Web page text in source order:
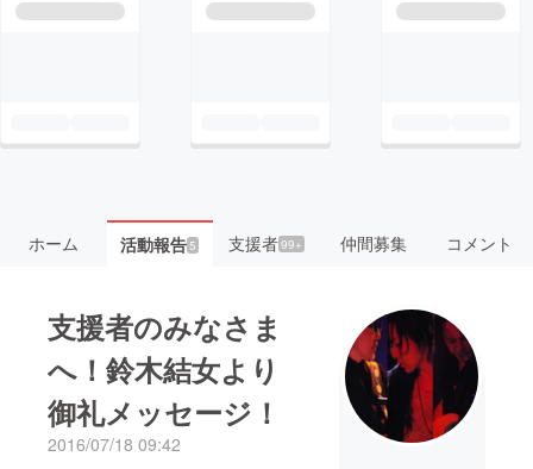
ホーム 活動報告5 支援者99+ 仲間募集 コメント
支援者のみなさま
へ！鈴木結女より
御礼メッセージ！
2016/07/18 09:42